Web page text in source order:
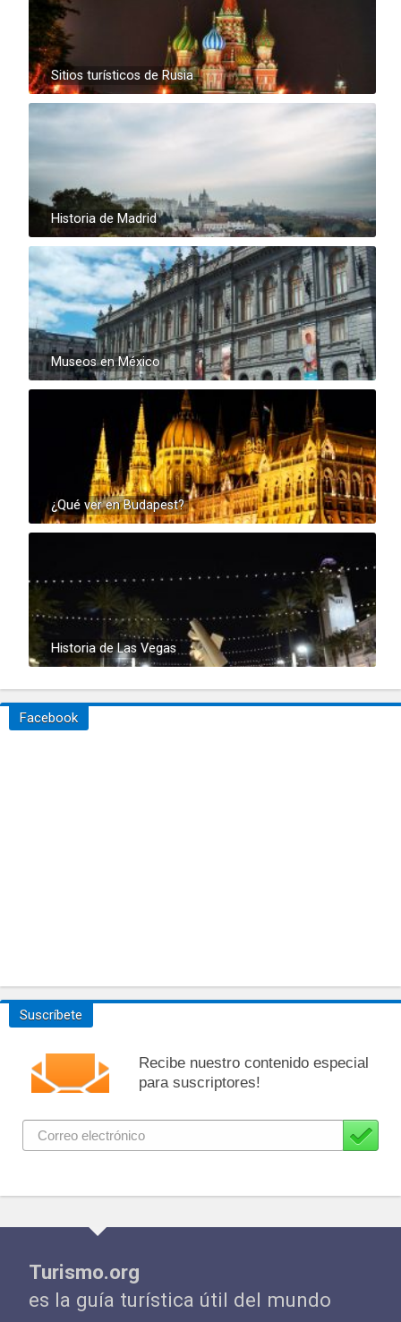
Sitios turísticos de Rusia
Historia de Madrid
Museos en México
¿Qué ver en Budapest?
Historia de Las Vegas
Facebook
Suscríbete
Recibe nuestro contenido especial
para suscriptores!
Turismo.org
es la guía turística útil del mundo